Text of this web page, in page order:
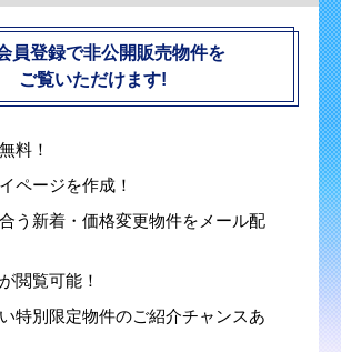
員登録で非公開販売物件を
ご覧いただけます!
料！
ページを作成！
う新着・価格変更物件をメール配
閲覧可能！
特別限定物件のご紹介チャンスあ